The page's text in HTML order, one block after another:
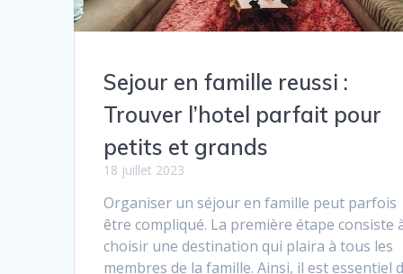
Sejour en famille reussi :
Trouver l’hotel parfait pour
petits et grands
18 juillet 2023
Organiser un séjour en famille peut parfois
être compliqué. La première étape consiste
choisir une destination qui plaira à tous les
membres de la famille. Ainsi, il est essentiel